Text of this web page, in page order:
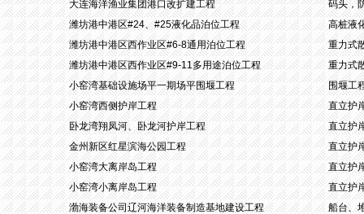
大连海洋渔业集团港口改扩建工程
码头，
潍坊港中港区#24、#25液化品泊位工程
高桩液
潍坊港中港区西作业区#6-8通用泊位工程
重力式
潍坊港中港区西作业区#9-11多用途泊位工程
重力式
小窑湾基础设施场平一期场平围堰工程
围堰工
小窑湾西侧护岸工程
直立护
卧龙湾翔凤河、卧龙河护岸工程
直立护
金州新区红星滨海公园工程
直立护
小窑湾大离岸岛工程
直立护
小窑湾小离岸岛工程
直立护
渤海装备公司辽河海洋装备制造基地建设工程
船台、